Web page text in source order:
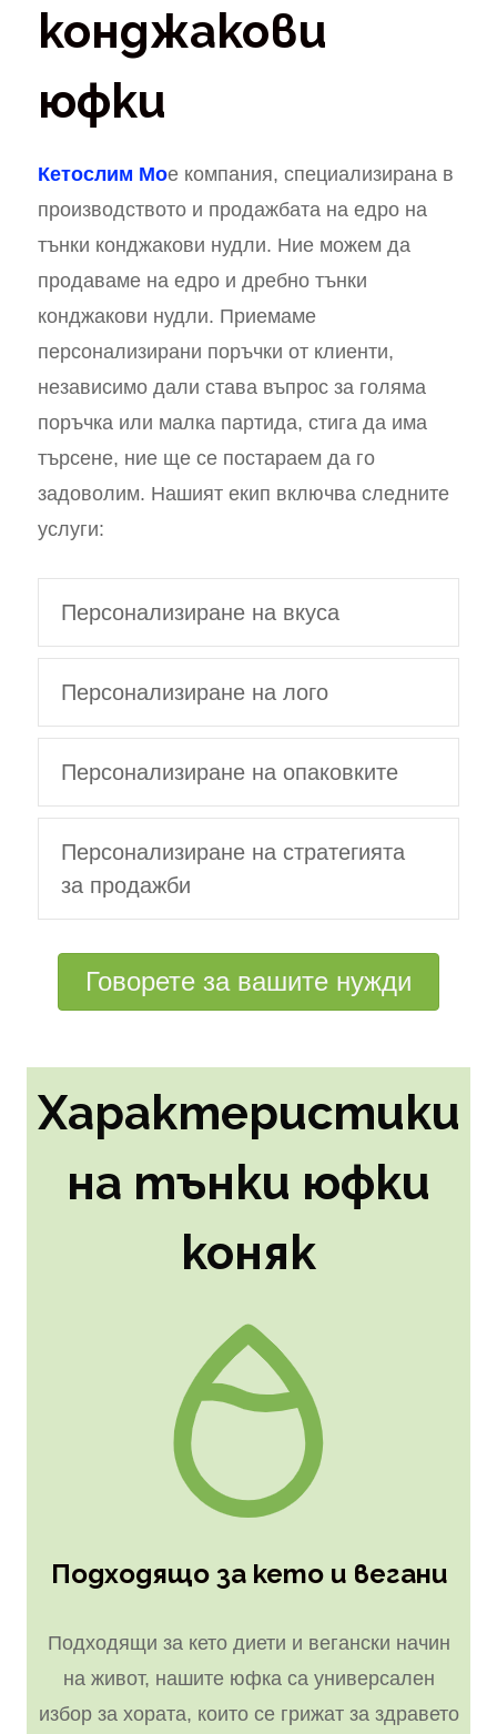
конджакови
юфки
Кетослим Мое компания, специализирана в
производството и продажбата на едро на
тънки конджакови нудли. Ние можем да
продаваме на едро и дребно тънки
конджакови нудли. Приемаме
персонализирани поръчки от клиенти,
независимо дали става въпрос за голяма
поръчка или малка партида, стига да има
търсене, ние ще се постараем да го
задоволим. Нашият екип включва следните
услуги:
Персонализиране на вкуса
Персонализиране на лого
Персонализиране на опаковките
Персонализиране на стратегията
за продажби
Говорете за вашите нужди
Характеристики
на тънки юфки
коняк
Подходящо за кето и вегани
Подходящи за кето диети и вегански начин
на живот, нашите юфка са универсален
избор за хората, които се грижат за здравето